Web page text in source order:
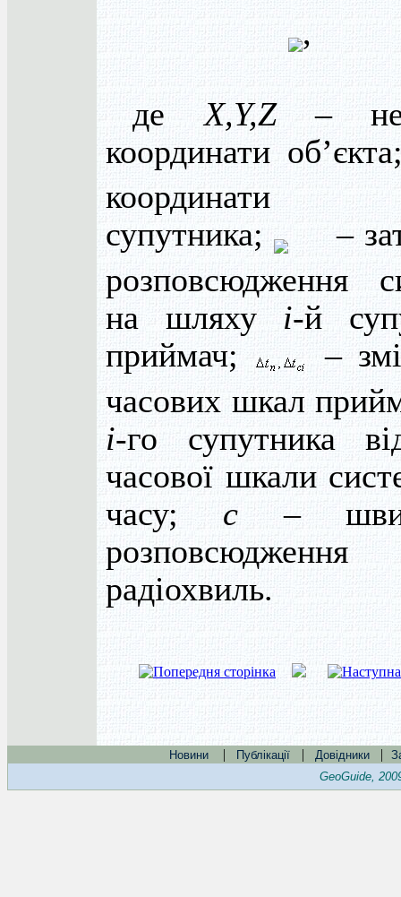
,
деX,Y,Z–
координати
супутника;
–
розповсюдження
на шляху і-й
приймач;
–
часових шкал
і-го супутника
часової шкали
часу; с –
розповсюдження
радіохвиль.
Новини | Публікації | Довідники |
GeoGuide,